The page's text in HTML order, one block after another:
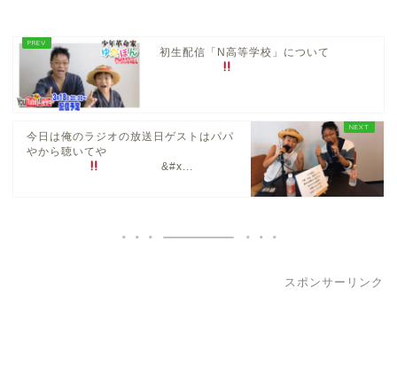
初生配信「N高等学校」について
今日は俺のラジオの放送日ゲストはパパ
やから聴いてや
&#x...
スポンサーリンク